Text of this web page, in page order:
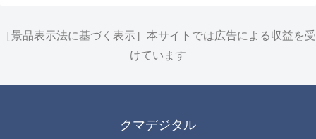
［景品表示法に基づく表示］本サイトでは広告による収益を受
けています
クマデジタル